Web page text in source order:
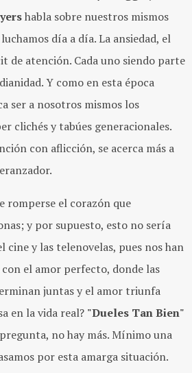
habla sobre nuestros mismos
día a día. La ansiedad, el
de atención. Cada uno siendo parte
Y como en esta época
ser a nosotros mismos los
clichés y tabúes generacionales.
con aflicción, se acerca más a
romperse el corazón que
y por supuesto, esto no sería
cine y las telenovelas, pues nos han
el amor perfecto, donde las
juntas y el amor triunfa
en la vida real? "Dueles Tan Bien"
no hay más. Mínimo una
por esta amarga situación.